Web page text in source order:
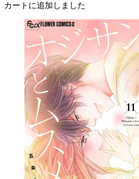
カートに追加しました